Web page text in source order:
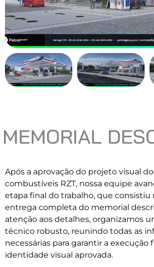
MEMORIAL
Após a aprovação do projeto visual
combustíveis RZT, nossa equipe
etapa final do trabalho, que consistiu
entrega completa do memorial
atenção aos detalhes, organizamos
técnico robusto, reunindo todas as
necessárias para garantir a execução
identidade visual aprovada.